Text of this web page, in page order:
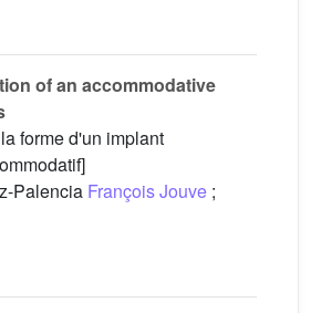
of an accommodative
forme d'un implant
Palencia François Jouve ;